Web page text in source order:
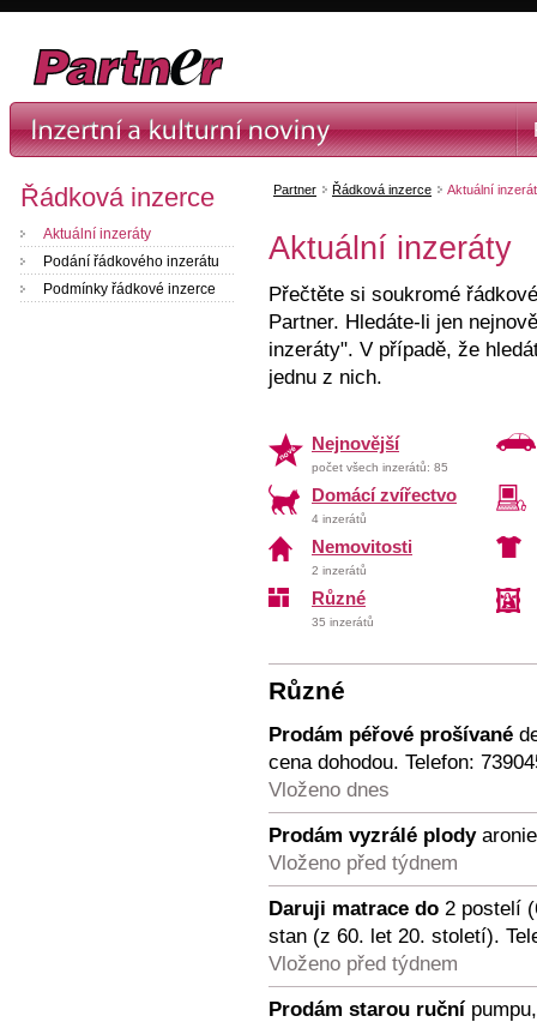
Řádková inzerce
Aktuální inzeráty
Podání řádkového inzerátu
Podmínky řádkové inzerce
Partner Řádková inzerce Aktuální
Aktuální inzeráty
Přečtěte si soukromé
Partner. Hledáte-li jen
inzeráty". V případě, že
jednu z nich.
Nejnovější
počet všech inzerátů: 85
Domácí zvířectvo
4 inzerátů
Nemovitosti
2 inzerátů
Různé
35 inzerátů
Různé
Prodám péřové prošívané
cena dohodou. Telefon:
Vloženo dnes
Prodám vyzrálé plody
Vloženo před týdnem
Daruji matrace do 2 postelí
stan (z 60. let 20. století).
Vloženo před týdnem
Prodám starou ruční